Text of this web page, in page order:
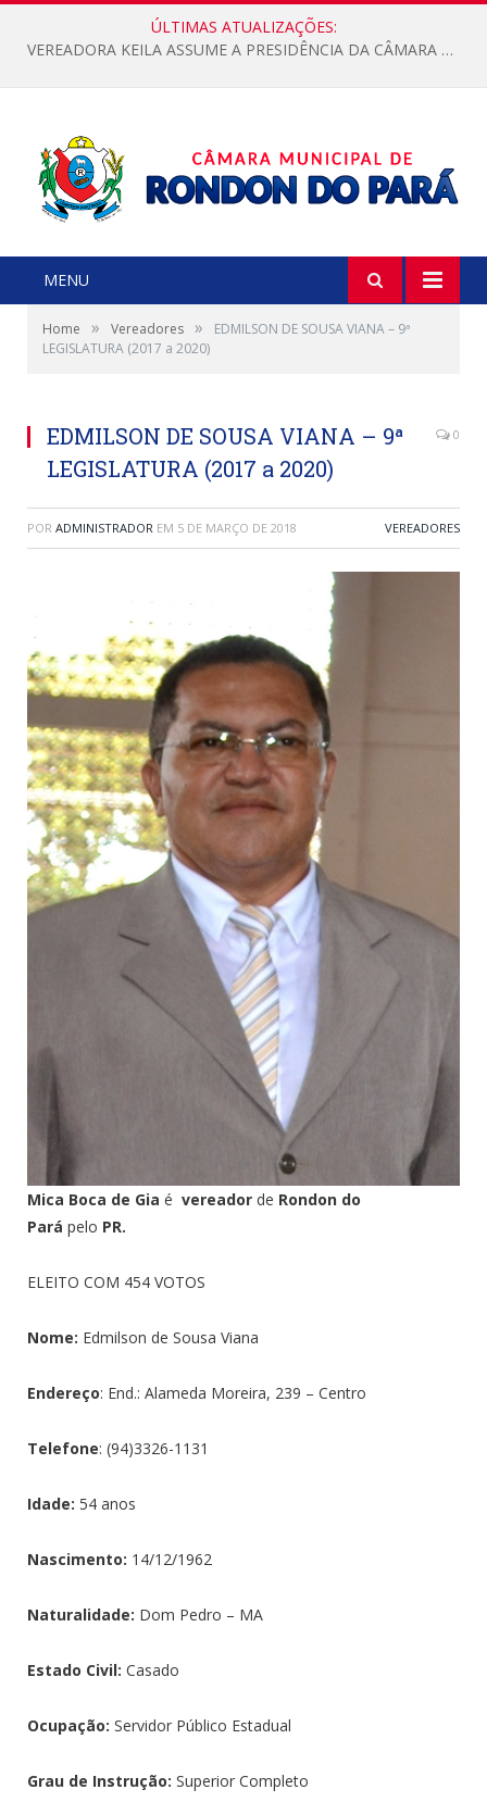
ÚLTIMAS ATUALIZAÇÕES:
VEREADORA KEILA ASSUME A PRESIDÊNCIA DA CÂMARA MUNICIPAL.
MENU
Home » Vereadores »
EDMILSON DE SOUSA VIANA – 9ª
LEGISLATURA (2017 a 2020)
EDMILSON DE SOUSA VIANA – 9ª
LEGISLATURA (2017 a 2020)
0
POR ADMINISTRADOR EM 5 DE MARÇO DE 2018 VEREADORES
Mica Boca de Gia é vereador de Rondon do
Pará pelo PR.
ELEITO COM 454 VOTOS
Nome: Edmilson de Sousa Viana
Endereço: End.: Alameda Moreira, 239 – Centro
Telefone: (94)3326-1131
Idade: 54 anos
Nascimento: 14/12/1962
Naturalidade: Dom Pedro – MA
Estado Civil: Casado
Ocupação: Servidor Público Estadual
Grau de Instrução: Superior Completo